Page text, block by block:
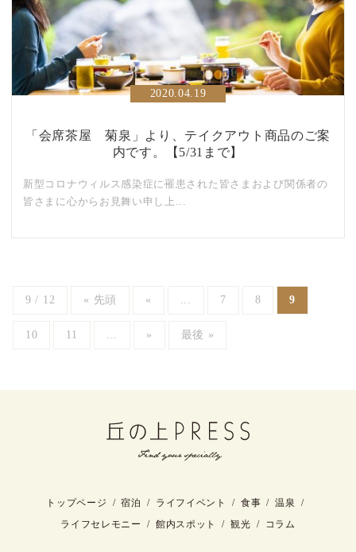
「会席茶屋 菊泉」より、テイクアウト商品のご案
内です。【5/31まで】
2020.04.19
新型コロナウィルス感染症に罹患された皆さまおよび関係者の
皆さまに心からお見舞い申し上...
9 / 12 « 先頭 « 7 8 9
10 11 ... » 最後 »
トップページ 宿泊 ライフイベント 食事
温泉
ライフセレモニー
館内スポット 観光 コラム